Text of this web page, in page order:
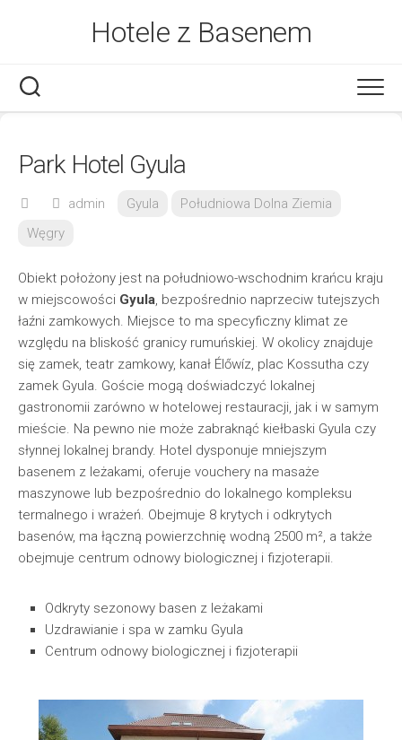
Hotele z Basenem
Park Hotel Gyula
admin Gyula
Południowa Dolna Ziemia
Węgry
Obiekt położony jest na południowo-wschodnim krańcu kraju
w miejscowości Gyula, bezpośrednio naprzeciw tutejszych
łaźni zamkowych. Miejsce to ma specyficzny klimat ze
względu na bliskość granicy rumuńskiej. W okolicy znajduje
się zamek, teatr zamkowy, kanał Élőwíz, plac Kossutha czy
zamek Gyula. Goście mogą doświadczyć lokalnej
gastronomii zarówno w hotelowej restauracji, jak i w samym
mieście. Na pewno nie może zabraknąć kiełbaski Gyula czy
słynnej lokalnej brandy. Hotel dysponuje mniejszym
basenem z leżakami, oferuje vouchery na masaże
maszynowe lub bezpośrednio do lokalnego kompleksu
termalnego i wrażeń. Obejmuje 8 krytych i odkrytych
basenów, ma łączną powierzchnię wodną 2500 m², a także
obejmuje centrum odnowy biologicznej i fizjoterapii.
Odkryty sezonowy basen z leżakami
Uzdrawianie i spa w zamku Gyula
Centrum odnowy biologicznej i fizjoterapii